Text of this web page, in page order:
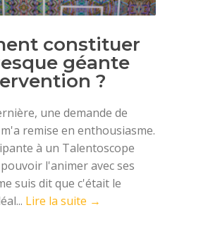
constituer
géante
?
une demande de
remise en enthousiasme.
à un Talentoscope
l'animer avec ses
suis dit que c'était le
Lire la suite →